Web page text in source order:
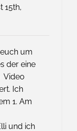
15th,
um
der eine
Video
Ich
1. Am
und ich